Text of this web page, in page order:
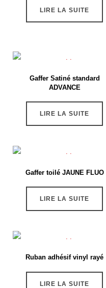
LIRE LA SUITE
Gaffer Satiné standard
ADVANCE
LIRE LA SUITE
Gaffer toilé JAUNE FLUO
LIRE LA SUITE
Ruban adhésif vinyl rayé
LIRE LA SUITE